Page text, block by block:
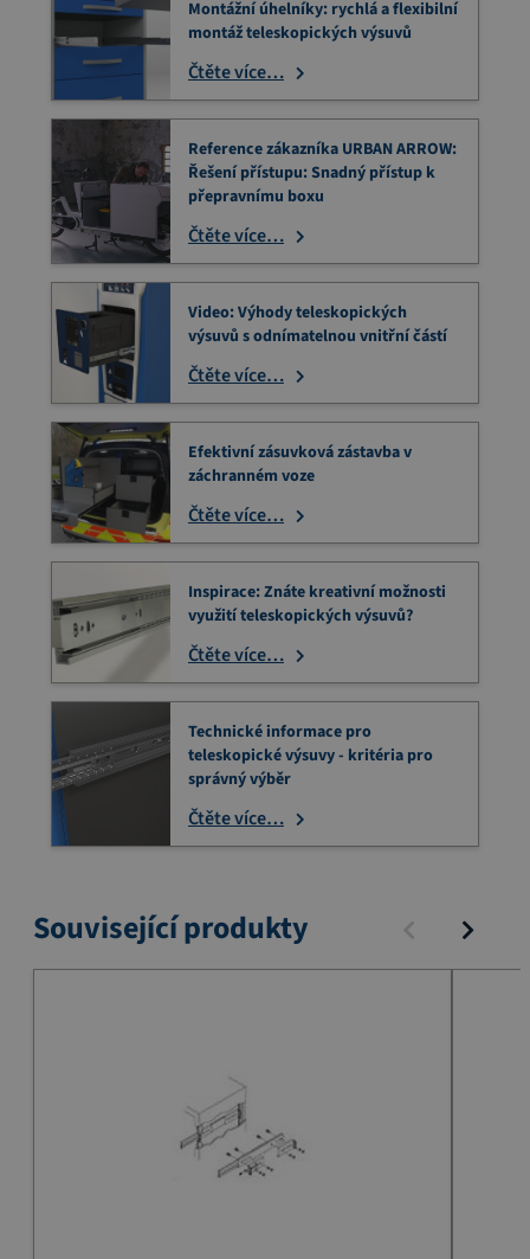
Montážní úhelníky: rychlá a flexibilní
montáž teleskopických výsuvů
Čtěte více…
Reference zákazníka URBAN ARROW:
Řešení přístupu: Snadný přístup k
přepravnímu boxu
Čtěte více…
Video: Výhody teleskopických
výsuvů s odnímatelnou vnitřní částí
Čtěte více…
Efektivní zásuvková zástavba v
záchranném voze
Čtěte více…
Inspirace: Znáte kreativní možnosti
využití teleskopických výsuvů?
Čtěte více…
Technické informace pro
teleskopické výsuvy - kritéria pro
správný výběr
Čtěte více…
Související produkty